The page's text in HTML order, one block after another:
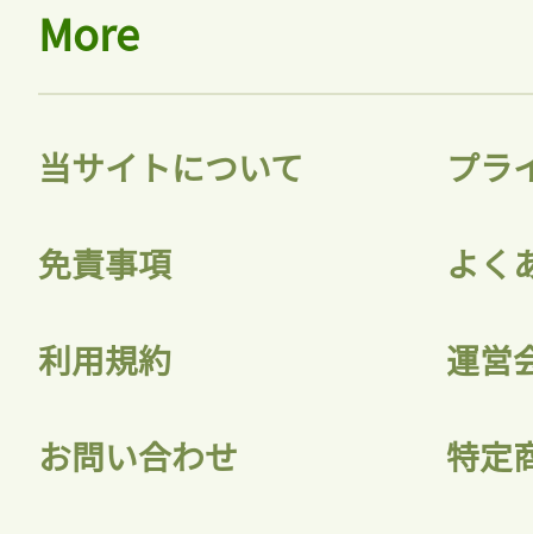
More
当サイトについて プラ
免責事項 よく
利用規約 運営
お問い合わせ 特定